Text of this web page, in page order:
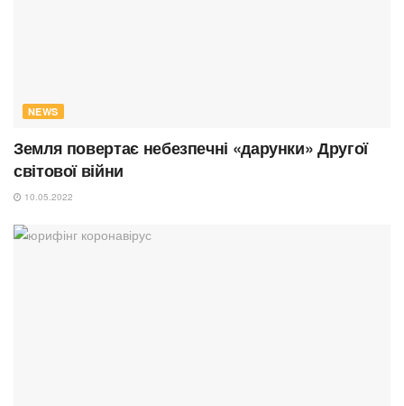
NEWS
Земля повертає небезпечні «дарунки» Другої
світової війни
10.05.2022